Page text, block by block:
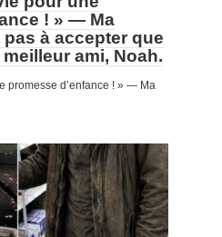
! » — Ma
pas à accepter que
ami, Noah.
promesse d’enfance ! » — Ma